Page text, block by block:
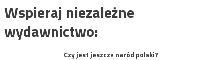
Wspieraj niezależne
wydawnictwo:
Czy jest jeszcze naród polski?